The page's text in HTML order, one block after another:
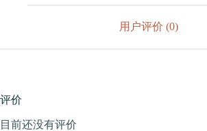
用户评价 (0)
评价
目前还没有评价